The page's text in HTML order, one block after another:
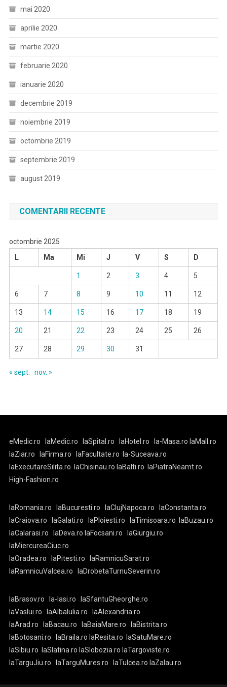
mai 2020
aprilie 2020
martie 2020
februarie 2020
ianuarie 2020
decembrie 2019
noiembrie 2019
octombrie 2019
septembrie 2019
august 2019
COMENTARII RECENTE
octombrie 2025
L
Ma Mi J V S D
1 2 3 4 5
6 7 8 9 10 11 12
13 14 15 16 17 18 19
20 21 22 23 24 25 26
27 28 29 30 31
« sept. nov. »
eMedic.ro laMedic.ro laSpital.ro laHotel.ro la-Masa.ro laMall.ro
laZiar.ro
laFirma.ro laFacultate.ro la-Suceava.ro
laExecutareSilita.ro laChisinau.ro laBalti.ro laPiatraNeamt.ro
High-Fashion.ro
laRomania.ro laBucuresti.ro laClujNapoca.ro
laConstanta.ro
laCraiova.ro
laGalati.ro laPloiesti.ro laTimisoara.ro laBuzau.ro
laCalarasi.ro
laDeva.ro laFocsani.ro
laGiurgiu.ro
laMiercureaCiuc.ro
laOradea.ro
laPitesti.ro
laRamnicuSarat.ro
laRamnicuValcea.ro
laDrobetaTurnuSeverin.ro
laBrasov.ro la-Iasi.ro
laSfantuGheorghe.ro
laVaslui.rolaAlbaIulia.ro
laAlexandria.ro
laArad.ro
laBacau.ro laBaiaMare.ro
laBistrita.ro
laBotosani.ro
laBraila.ro laResita.ro laSatuMare.ro
laSibiu.ro laSlatina.ro laSlobozia.ro laTargoviste.ro
laTarguJiu.rolaTarguMures.ro laTulcea.rolaZalau.ro